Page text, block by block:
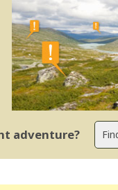
adventure?